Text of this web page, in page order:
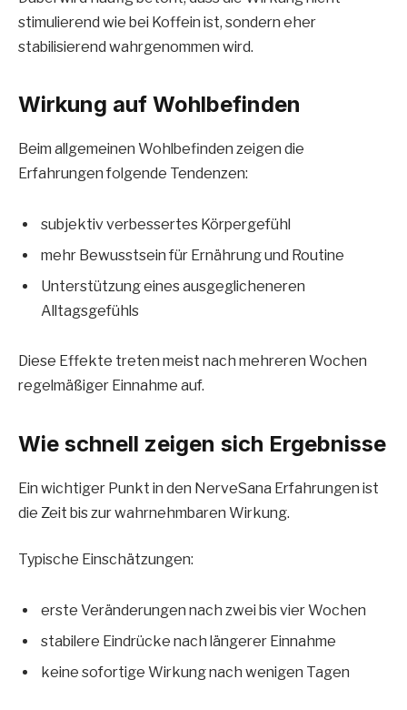
stimulierend wie bei Koffein ist, sondern eher
stabilisierend wahrgenommen wird.
Wirkung auf Wohlbefinden
Beim allgemeinen Wohlbefinden zeigen die
Erfahrungen folgende Tendenzen:
subjektiv verbessertes Körpergefühl
mehr Bewusstsein für Ernährung und Routine
Unterstützung eines ausgeglicheneren
Alltagsgefühls
Diese Effekte treten meist nach mehreren Wochen
regelmäßiger Einnahme auf.
Wie schnell zeigen sich Ergebnisse
Ein wichtiger Punkt in den NerveSana Erfahrungen ist
die Zeit bis zur wahrnehmbaren Wirkung.
Typische Einschätzungen:
erste Veränderungen nach zwei bis vier Wochen
stabilere Eindrücke nach längerer Einnahme
keine sofortige Wirkung nach wenigen Tagen